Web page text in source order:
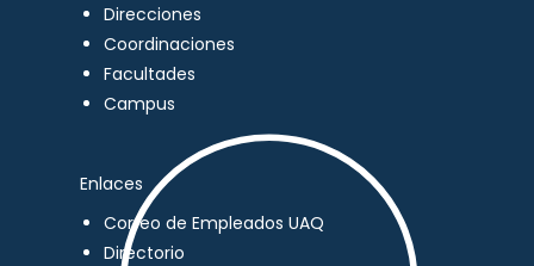
Direcciones
Coordinaciones
Facultades
Campus
Enlaces
Correo de Empleados UAQ
Directorio